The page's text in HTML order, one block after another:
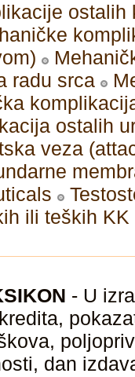
radu srca
ostalih
veza
ili teških KK
- U
dan